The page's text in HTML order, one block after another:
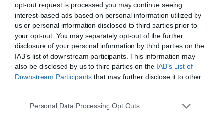
opt-out request is processed you may continue seeing
interest-based ads based on personal information utilized by
us or personal information disclosed to third parties prior to
your opt-out. You may separately opt-out of the further
disclosure of your personal information by third parties on the
IAB’s list of downstream participants. This information may
also be disclosed by us to third parties on the IAB’s List of
Downstream Participants that may further disclose it to other
Personal Data Processing Opt Outs